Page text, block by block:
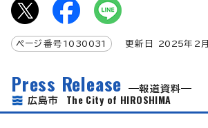
ページ番号 1030031 更新日 2025年2月
Press Release
報道資料
広島市 The City of HIROSHIMA